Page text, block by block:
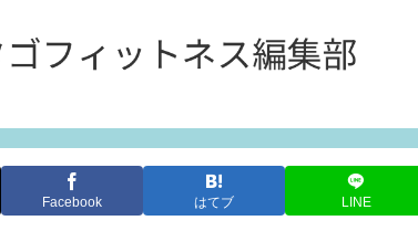
Facebook はてブ LINE